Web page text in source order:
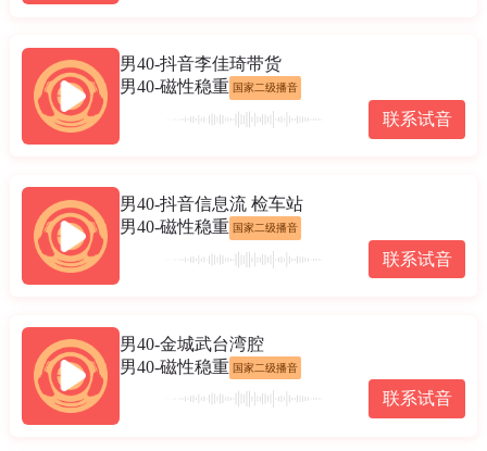
男40-抖音李佳琦带货
男40-磁性稳重 国家二级播音
联系试音
男40-抖音信息流 检车站
男40-磁性稳重 国家二级播音
联系试音
男40-金城武台湾腔
男40-磁性稳重 国家二级播音
联系试音